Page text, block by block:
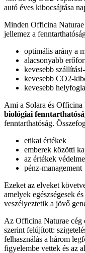
autó éves kibocsájtása
Minden Officina Naturae
jellemez a
optimális arány a
alacsonyabb
kevesebb
kevesebb CO2-
kevesebb
Ami a Solara és Officina
biológiai
fenntarthatóság.
etikai értékek
emberek közötti
az értékek
pénz-management
Ezeket az elveket
amelyek egészségesek
veszélyeztetik a jövő
Az Officina Naturae cég
szerint felújított:
felhasználás a három
figyelembe vettek és az